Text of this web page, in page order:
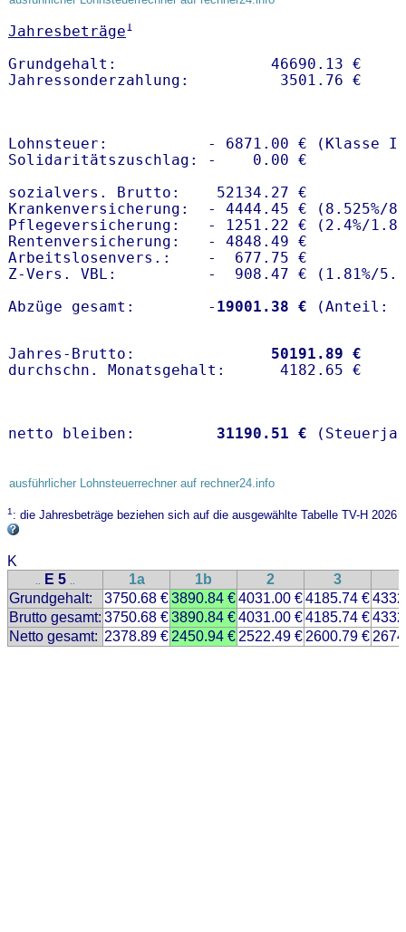
Jahresbeträge1
Grundgehalt:                 46690.13 €
Lohnsteuer:           - 6871.00 € (Klasse I)
Solidaritätszuschlag: -    0.00 €
sozialvers. Brutto:    52134.27 €
Krankenversicherung:  - 4444.45 € (8.525%/
Pflegeversicherung:   - 1251.22 € (2.4%/
Rentenversicherung:   - 4848.49 €
Arbeitslosenvers.:    -  677.75 €
Z-Vers. VBL:          -  908.47 € ( 1.81%/
Abzüge gesamt:        - 19001.38 €
Jahres-Brutto: 50191.89 €
netto bleiben: 31190.51 €
ausführlicher Lohnsteuerrechner auf rechner24.info
1: die Jahresbeträge beziehen sich auf die ausgewählte Tabelle TV-H 2026
K
.. E 5 .. 1a 1b 2 3
Grundgehalt:
3750.68 €3890.84 €4031.00 €4185.74 €
Brutto gesamt: 3750.68 €3890.84 €4031.00 €4185.74 €
Netto gesamt: 2378.89 € 2450.94 € 2522.49 € 2600.79 €